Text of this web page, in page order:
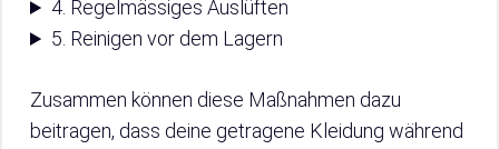
4. Regelmässiges Auslüften
5. Reinigen vor dem Lagern
Zusammen können diese Maßnahmen dazu
beitragen, dass deine getragene Kleidung während